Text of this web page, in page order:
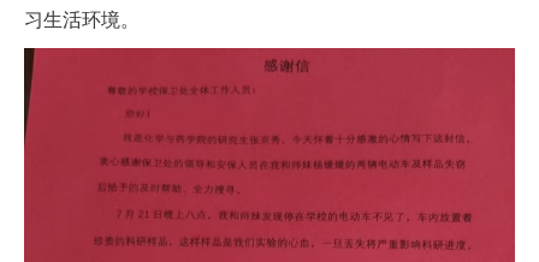
习生活环境。